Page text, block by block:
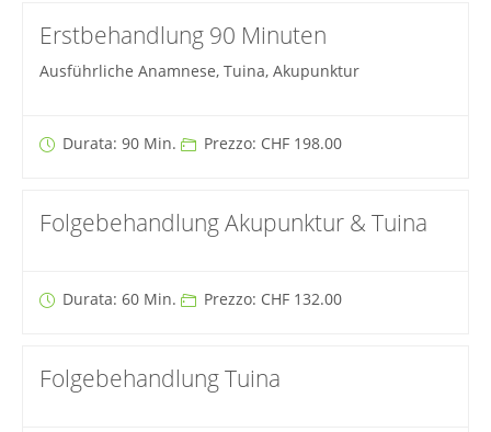
Erstbehandlung 90 Minuten
Ausführliche Anamnese, Tuina, Akupunktur
Durata: 90 Min. Prezzo: CHF 198.00
Folgebehandlung Akupunktur & Tuina
Durata: 60 Min. Prezzo: CHF 132.00
Folgebehandlung Tuina